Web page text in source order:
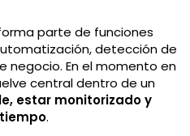
parte de funciones
detección de
negocio. En el momento en
central dentro de un
estar monitorizado y
.